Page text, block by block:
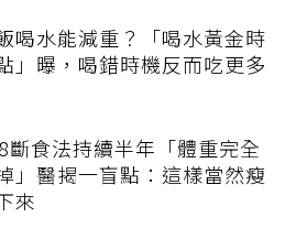
喝水能減重？「喝水黃金時
」曝，喝錯時機反而吃更多
斷食法持續半年「體重完全
」醫揭一盲點：這樣當然瘦
來